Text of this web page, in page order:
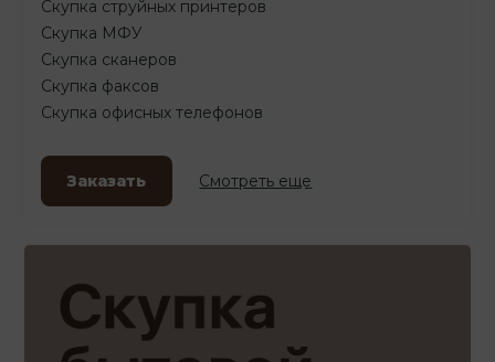
Скупка струйных принтеров
Скупка МФУ
Скупка сканеров
Скупка факсов
Скупка офисных телефонов
Заказать Смотреть еще